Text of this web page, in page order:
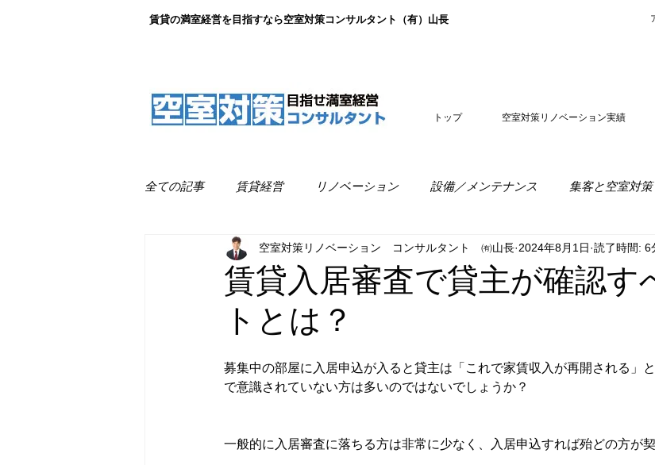
賃貸の満室経営を目指すなら空室対策コンサルタント（有）山長
トップ 空室対策リノベーション実績
全ての記事 賃貸経営 リノベーション 設備／メンテナンス 集客と空室対策
リノベーション事例紹介 満室経営 リノベーションの疑問
賃貸入居審査で貸主が確認す
トとは？
空室対策リノベーション コンサルタント ㈲山長 2024年8月1日 読了時間: 6
募集中の部屋に入居申込が入ると貸主は「これで家賃収入が再開される」
で意識されていない方は多いのではないでしょうか？
一般的に入居審査に落ちる方は非常に少なく、入居申込すれば殆どの方が